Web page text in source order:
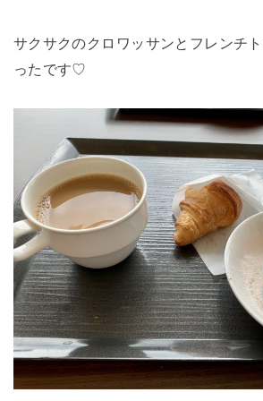
サクサクのクロワッサンとフレンチ
ったです♡